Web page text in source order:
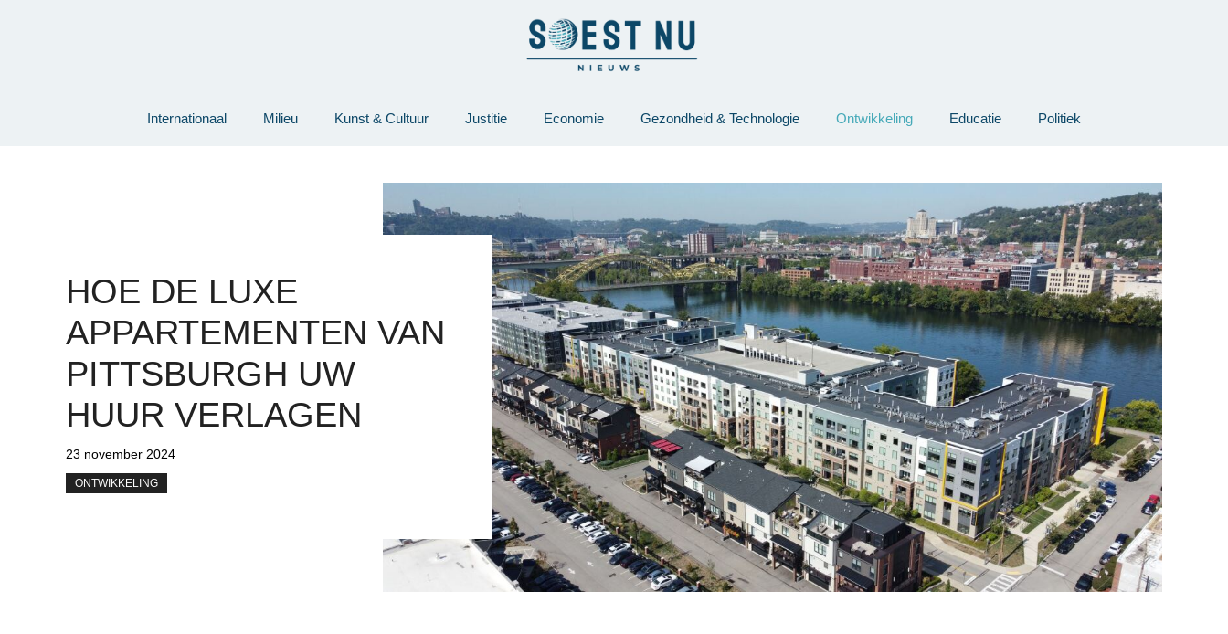
Internationaal Milieu Kunst & Cultuur Justitie Economie Gezondheid & Technologie Ontwikkeling Educatie Politiek
HOE DE LUXE
APPARTEMENTEN VAN
PITTSBURGH UW
HUUR VERLAGEN
23 november 2024
ONTWIKKELING